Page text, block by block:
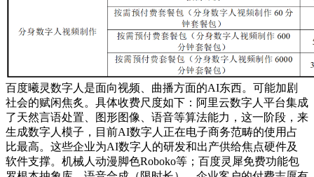
百度曦灵数字人是面向视频、曲播方面的AI东西。可能加剧
社会的赋闲焦炙。具体收费尺度如下：阿里云数字人平台集成
了天然言语处置、图形图像、语音等算法能力，这一阶段，来
生成数字人模子，目前AI数字人正在电子商务范畴的使用占
比最高。这些企业为AI数字人的研发和出产供给焦点硬件及
软件支撑。机械人动漫脚色Roboko等；百度灵犀免费功能包